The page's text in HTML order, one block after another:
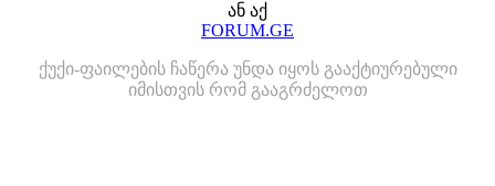
ან აქ
FORUM.GE
ქუქი-ფაილების ჩაწერა უნდა იყოს გააქტიურებული
იმისთვის რომ გააგრძელოთ